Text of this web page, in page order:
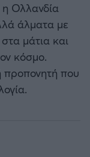
Ολλανδία
άλματα με
μάτια και
κόσμο.
προπονητή που